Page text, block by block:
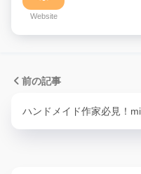
Website
前の記事
ハンドメイド作家必見！